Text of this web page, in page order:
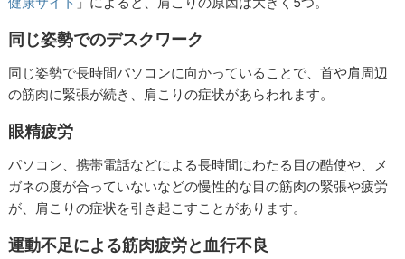
同じ姿勢でのデスクワーク
同じ姿勢で長時間パソコンに向かっていることで、首や肩周辺
の筋肉に緊張が続き、肩こりの症状があらわれます。
眼精疲労
パソコン、携帯電話などによる長時間にわたる目の酷使や、メ
ガネの度が合っていないなどの慢性的な目の筋肉の緊張や疲労
が、肩こりの症状を引き起こすことがあります。
運動不足による筋肉疲労と血行不良